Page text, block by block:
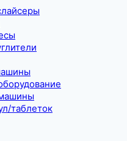
таблеток